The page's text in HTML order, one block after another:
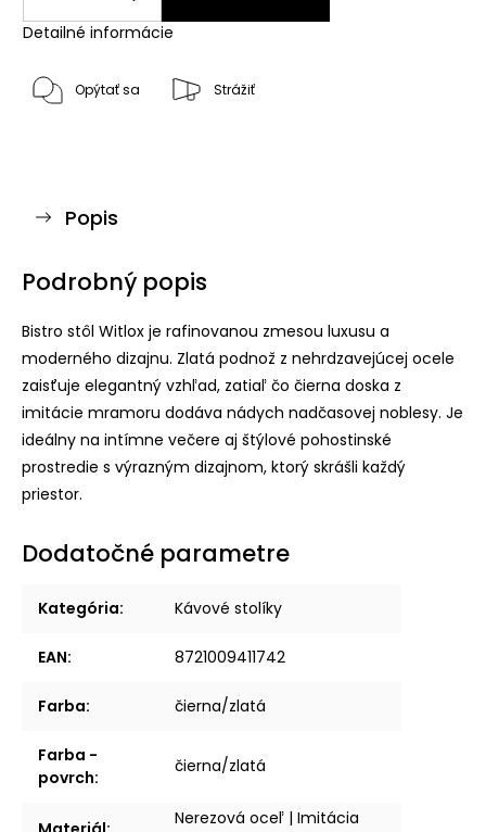
Detailné informácie
Opýtať sa Strážiť
Popis
Podrobný popis
Bistro stôl Witlox je rafinovanou zmesou luxusu a
moderného dizajnu. Zlatá podnož z nehrdzavejúcej ocele
zaisťuje elegantný vzhľad, zatiaľ čo čierna doska z
imitácie mramoru dodáva nádych nadčasovej noblesy. Je
ideálny na intímne večere aj štýlové pohostinské
prostredie s výrazným dizajnom, ktorý skrášli každý
priestor.
Dodatočné parametre
Kategória: Kávové stolíky
EAN: 8721009411742
Farba: čierna/zlatá
Farba -
povrch:
čierna/zlatá
Nerezová oceľ | Imitácia